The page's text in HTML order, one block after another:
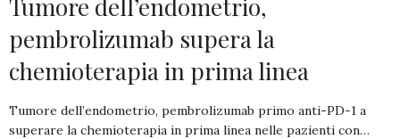
Tumore dell’endometrio,
pembrolizumab supera la
chemioterapia in prima linea
Tumore dell’endometrio, pembrolizumab primo anti-PD-1 a
superare la chemioterapia in prima linea nelle pazienti con…